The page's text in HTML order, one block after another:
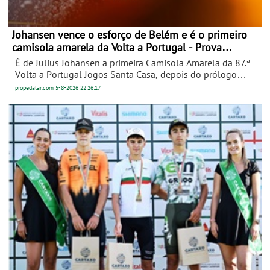
Johansen vence o esforço de Belém e é o primeiro
camisola amarela da Volta a Portugal - Prova
decorre entre 5 e 16 de Agosto
É de Julius Johansen a primeira Camisola Amarela da 87.ª
Volta a Portugal Jogos Santa Casa, depois do prólogo
desta quarta-feira, que abriu as hostilidades na
penúltimo a ir para a estrada, mas, como se costuma dizer,
o melhor ficou para o fim e foi ele a fazer mais rápido o
bonito percurso de 6,5 quilómetros do esforço individual,
em Belém.
propedalar.com 5-8-2026 22:26:17